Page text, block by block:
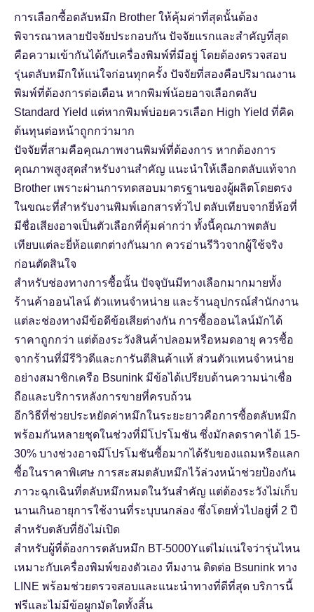
การเลือกซื้อตลับหมึก Brother ให้คุ้มค่าที่สุดนั้นต้อง
พิจารณาหลายปัจจัยประกอบกัน ปัจจัยแรกและสำคัญที่สุด
คือความเข้ากันได้กับเครื่องพิมพ์ที่มีอยู่ โดยต้องตรวจสอบ
รุ่นตลับหมึกให้แน่ใจก่อนทุกครั้ง ปัจจัยที่สองคือปริมาณงาน
พิมพ์ที่ต้องการต่อเดือน หากพิมพ์น้อยอาจเลือกตลับ
Standard Yield แต่หากพิมพ์บ่อยควรเลือก High Yield ที่คิด
ต้นทุนต่อหน้าถูกกว่ามาก
ปัจจัยที่สามคือคุณภาพงานพิมพ์ที่ต้องการ หากต้องการ
คุณภาพสูงสุดสำหรับงานสำคัญ แนะนำให้เลือกตลับแท้จาก
Brother เพราะผ่านการทดสอบมาตรฐานของผู้ผลิตโดยตรง
ในขณะที่สำหรับงานพิมพ์เอกสารทั่วไป ตลับเทียบจากยี่ห้อที่
มีชื่อเสียงอาจเป็นตัวเลือกที่คุ้มค่ากว่า ทั้งนี้คุณภาพตลับ
เทียบแต่ละยี่ห้อแตกต่างกันมาก ควรอ่านรีวิวจากผู้ใช้จริง
ก่อนตัดสินใจ
สำหรับช่องทางการซื้อนั้น ปัจจุบันมีทางเลือกมากมายทั้ง
ร้านค้าออนไลน์ ตัวแทนจำหน่าย และร้านอุปกรณ์สำนักงาน
แต่ละช่องทางมีข้อดีข้อเสียต่างกัน การซื้อออนไลน์มักได้
ราคาถูกกว่า แต่ต้องระวังสินค้าปลอมหรือหมดอายุ ควรซื้อ
จากร้านที่มีรีวิวดีและการันตีสินค้าแท้ ส่วนตัวแทนจำหน่าย
อย่างสมาชิกเครือ Bsunink มีข้อได้เปรียบด้านความน่าเชื่อ
ถือและบริการหลังการขายที่ครบถ้วน
อีกวิธีที่ช่วยประหยัดค่าหมึกในระยะยาวคือการซื้อตลับหมึก
พร้อมกันหลายชุดในช่วงที่มีโปรโมชัน ซึ่งมักลดราคาได้ 15-
30% บางช่วงอาจมีโปรโมชันซื้อมากได้รับของแถมหรือแลก
ซื้อในราคาพิเศษ การสะสมตลับหมึกไว้ล่วงหน้าช่วยป้องกัน
ภาวะฉุกเฉินที่ตลับหมึกหมดในวันสำคัญ แต่ต้องระวังไม่เก็บ
นานเกินอายุการใช้งานที่ระบุบนกล่อง ซึ่งโดยทั่วไปอยู่ที่ 2 ปี
สำหรับตลับที่ยังไม่เปิด
สำหรับผู้ที่ต้องการตลับหมึก BT-5000Yแต่ไม่แน่ใจว่ารุ่นไหน
เหมาะกับเครื่องพิมพ์ของตัวเอง ทีมงาน ติดต่อ Bsunink ทาง
LINE พร้อมช่วยตรวจสอบและแนะนำทางที่ดีที่สุด บริการนี้
ฟรีและไม่มีข้อผูกมัดใดทั้งสิ้น